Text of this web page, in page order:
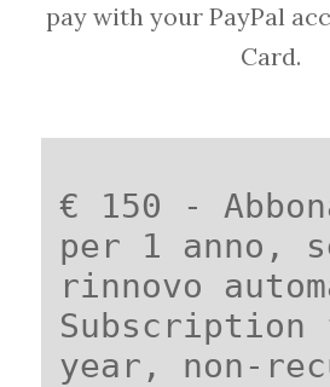
pay with your PayPal
Card.
€ 150 -
per 1 anno,
rinnovo
Subscription
year, non-